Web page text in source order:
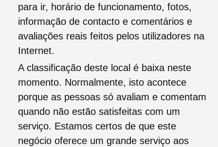
para ir, horário de funcionamento, fotos,
informação de contacto e comentários e
avaliações reais feitos pelos utilizadores na
Internet.
A classificação deste local é baixa neste
momento. Normalmente, isto acontece
porque as pessoas só avaliam e comentam
quando não estão satisfeitas com um
serviço. Estamos certos de que este
negócio oferece um grande serviço aos